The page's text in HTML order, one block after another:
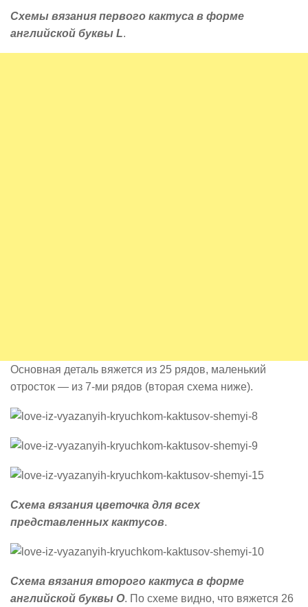
Схемы вязания первого кактуса в форме
английской буквы L.
Основная деталь вяжется из 25 рядов, маленький
отросток — из 7-ми рядов (вторая схема ниже).
Схема вязания цветочка для всех
представленных кактусов.
Схема вязания второго кактуса в форме
английской буквы О. По схеме видно, что вяжется 26